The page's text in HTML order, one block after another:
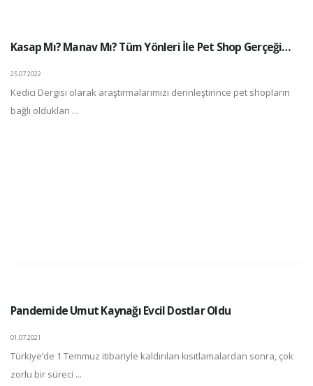
Kasap Mı? Manav Mı? Tüm Yönleri İle Pet Shop Gerçeği…
25.07.2022
Kedici Dergisi olarak araştırmalarımızı derinleştirince pet shopların
bağlı oldukları ...
Pandemide Umut Kaynağı Evcil Dostlar Oldu
01.07.2021
Türkiye’de 1 Temmuz itibariyle kaldırılan kısıtlamalardan sonra, çok
zorlu bir süreci ...